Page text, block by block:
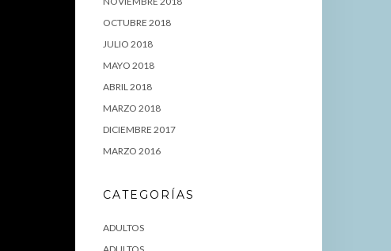
OCTUBRE 2018
JULIO 2018
MAYO 2018
ABRIL 2018
MARZO 2018
DICIEMBRE 2017
MARZO 2016
CATEGORÍAS
ADULTOS